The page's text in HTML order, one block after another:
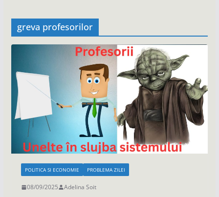
greva profesorilor
POLITICA SI ECONOMIE PROBLEMA ZILEI
08/09/2025 Adelina Soit